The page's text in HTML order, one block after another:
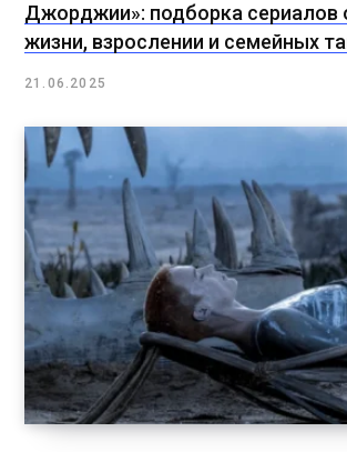
Джорджии»: подборка сериалов
жизни, взрослении и семейных
21.06.2025